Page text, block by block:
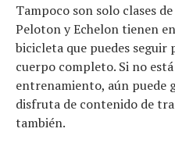
Tampoco son solo clases
Peloton y Echelon tienen
bicicleta que puedes
cuerpo completo. Si no
entrenamiento, aún puede
disfruta de contenido de
también.